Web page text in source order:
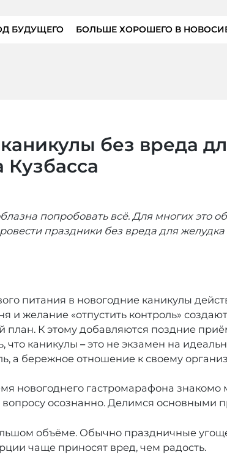
БУДУЩЕГО БОЛЬШЕ ХОРОШЕГО В
без вреда
Кузбасса
попробовать всё. Для многих это
праздники без вреда для
питания в новогодние каникулы
желание «отпустить контроль»
К этому добавляются поздние
что каникулы –это не экзамен на
а бережное отношение к своему
новогоднего гастромарафона
осознанно. Делимся основными
объёме. Обычно праздничные
чаще приносят вред, чем радость.